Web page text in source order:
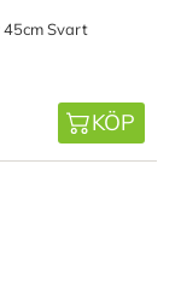
45cm Svart
KÖP